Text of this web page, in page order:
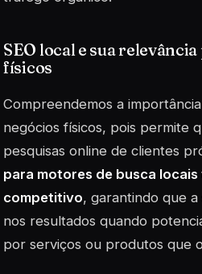
SEO local e sua
físicos
Compreendemos a
negócios físicos, pois permite
pesquisas online de clientes
para motores de busca
competitivo, garantindo que
nos resultados quando
por serviços ou produtos que